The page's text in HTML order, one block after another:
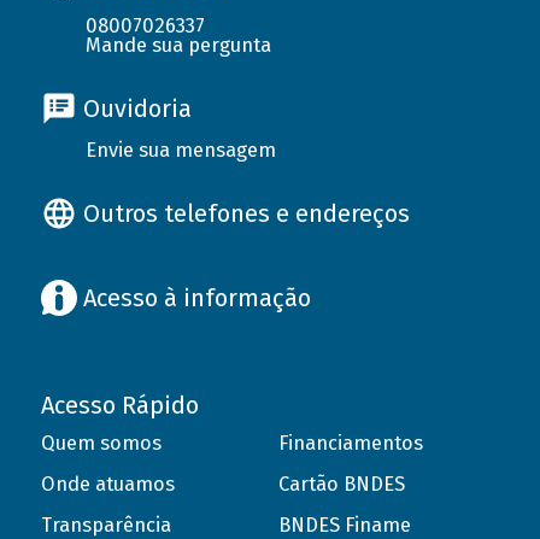
08007026337
Mande sua pergunta
Ouvidoria
Envie sua mensagem
Outros telefones e endereços
Acesso à informação
Acesso Rápido
Quem somos
Onde atuamos
Transparência
Financiamentos
Cartão BNDES
BNDES Finame